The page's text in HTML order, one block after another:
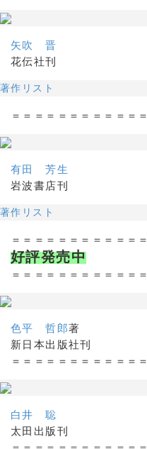
矢吹 晋
花伝社刊
著作リスト
＝＝＝＝＝＝＝＝＝＝＝＝
有田 芳生
岩波書店刊
著作リスト
＝＝＝＝＝＝＝＝＝＝＝＝
好評発売中
＝＝＝＝＝＝＝＝＝＝＝＝
色平 哲郎著
新日本出版社刊
＝＝＝＝＝＝＝＝＝＝＝＝
白井 聡
太田出版刊